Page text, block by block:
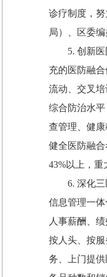
诊疗制度，
局）、区委
5. 创新医
充的医防融
流动、交叉
综合防治水
查管理、健
健全医防融
43%以上，
6. 深化三
信息管理一
人事薪酬、
按人头、按
务、上门提